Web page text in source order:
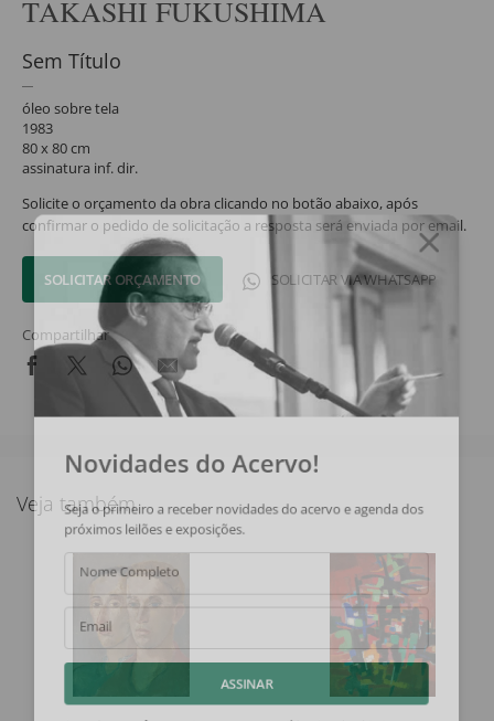
TAKASHI FUKUSHIMA
Sem Título
óleo sobre tela
1983
80 x 80 cm
assinatura inf. dir.
Solicite o orçamento da obra clicando no botão abaixo, após
confirmar o pedido de solicitação a resposta será enviada por email.
SOLICITAR ORÇAMENTO SOLICITAR VIA WHATSAPP
Compartilhar
Veja também
Novidades do Acervo!
Seja o primeiro a receber novidades do acervo e agenda dos
próximos leilões e exposições.
Nome Completo
Email
ASSINAR